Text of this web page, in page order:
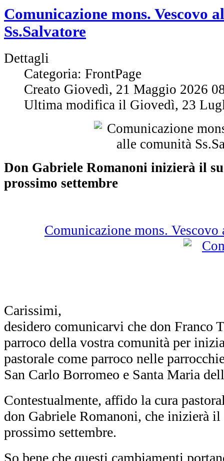
Comunicazione mons. Vescovo
Ss.Salvatore
Dettagli
Categoria: FrontPage
Creato Giovedì, 21 Maggio 2026
Ultima modifica il Giovedì, 23
Don Gabriele Romanoni inizierà il
prossimo settembre
Comunicazione mons.
Carissimi,
desidero comunicarvi che don Franco
parroco della vostra comunità per
pastorale come parroco nelle
San Carlo Borromeo e Santa Maria
Contestualmente, affido la cura
don Gabriele Romanoni, che inizierà
prossimo settembre.
So bene che questi cambiamenti